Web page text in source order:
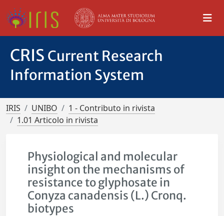
CRIS Current Research
Information System
IRIS UNIBO
1 - Contributo in rivista
1.01 Articolo in rivista
Physiological and molecular
insight on the mechanisms of
resistance to glyphosate in
Conyza canadensis (L.) Cronq.
biotypes